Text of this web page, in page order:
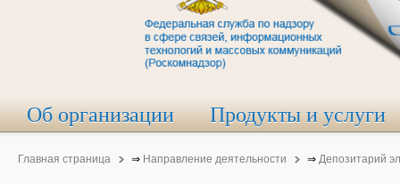
Об организации Продукты и услуги
Главная страница ⇒ Направление деятельности ⇒ Депозитарий